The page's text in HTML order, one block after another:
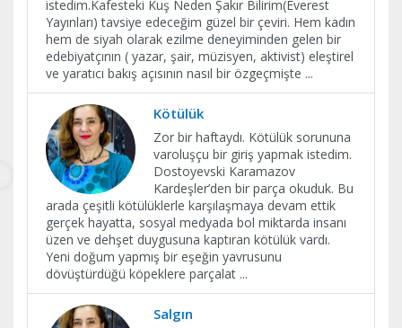
istedim.Kafesteki Kuş Neden Şakır Bilirim(Everest
Yayınları) tavsiye edeceğim güzel bir çeviri. Hem kadın
hem de siyah olarak ezilme deneyiminden gelen bir
edebiyatçının ( yazar, şair, müzisyen, aktivist) eleştirel
ve yaratıcı bakış açısının nasıl bir özgeçmişte ...
Kötülük
Zor bir haftaydı. Kötülük sorununa
varoluşçu bir giriş yapmak istedim.
Dostoyevski Karamazov
Kardeşler’den bir parça okuduk. Bu
arada çeşitli kötülüklerle karşılaşmaya devam ettik
gerçek hayatta, sosyal medyada bol miktarda insanı
üzen ve dehşet duygusuna kaptıran kötülük vardı.
Yeni doğum yapmış bir eşeğin yavrusunu
dövüştürdüğü köpeklere parçalat ...
Salgın